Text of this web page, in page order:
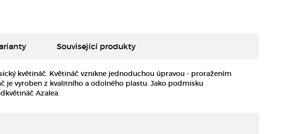
Související produkty
květináč. Květináč vznikne jednoduchou úpravou - proražením
je vyroben z kvalitního a odolného plastu. Jako podmisku
Azalea.